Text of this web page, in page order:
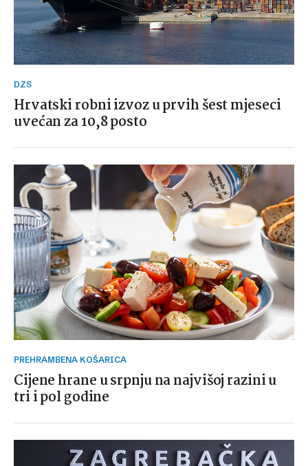
DZS
Hrvatski robni izvoz u prvih šest mjeseci
uvećan za 10,8 posto
PREHRAMBENA KOŠARICA
Cijene hrane u srpnju na najvišoj razini u
tri i pol godine